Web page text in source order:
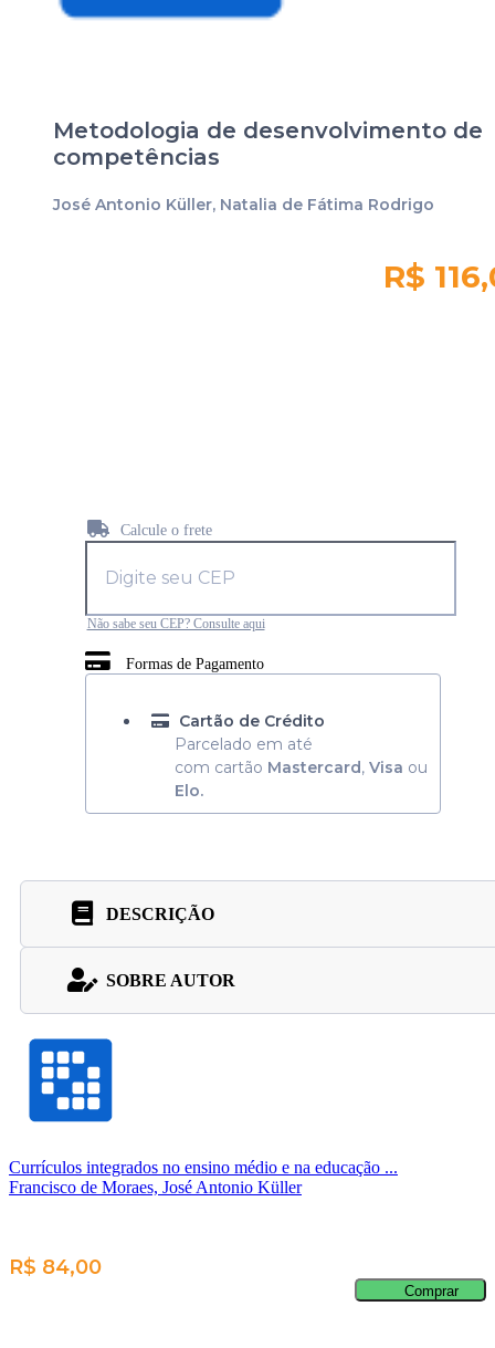
Metodologia de desenvolvimento de
competências
José Antonio Küller, Natalia de Fátima Rodrigo
R$
Calcule o frete
Não sabe seu CEP? Consulte aqui
Formas de Pagamento
Cartão de Crédito
Parcelado em até
com cartão Mastercard, Visa ou
Elo.
DESCRIÇÃO
SOBRE AUTOR
Currículos integrados no ensino médio e na educação ...
Francisco de Moraes, José Antonio Küller
R$ 84,00
Comprar